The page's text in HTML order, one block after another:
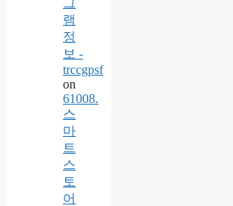
램
정
보 -
trccgpsf
on
61008.
스
마
트
스
토
어